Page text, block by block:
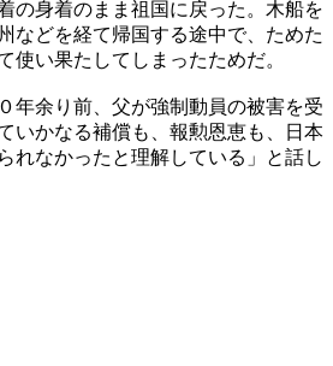
の身着のまま祖国に戻った。木船を
などを経て帰国する途中で、ためた
使い果たしてしまったためだ。
年余り前、父が強制動員の被害を受
いかなる補償も、報勲恩恵も、日本
れなかったと理解している」と話し